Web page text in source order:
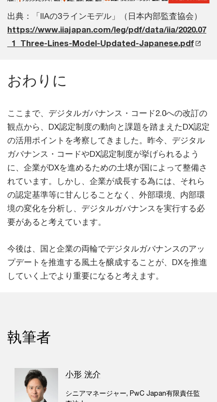
出典：「IIAの3ラインモデル」（日本内部監査協会）
https://www.iiajapan.com/leg/pdf/data/iia/2020.07
_1_Three-Lines-Model-Updated-Japanese.pdf
おわりに
ここまで、デジタルガバナンス・コード2.0への改訂の
観点から、DX認定制度の動向と課題を踏まえたDX認定
の活用ポイントを考察してきました。昨今、デジタル
ガバナンス・コードやDX認定制度が挙げられるよう
に、企業がDXを進めるための土壌が国によって整備さ
れています。しかし、企業が成長する為には、それら
の認定基準等に甘んじることなく、外部環境、内部環
境の変化を分析し、デジタルガバナンスを実行する必
要があると考えています。
今後は、国と企業の両輪でデジタルガバナンスのアッ
プデートを推進する風土を醸成することが、DXを推進
していく上でより重要になると考えます。
執筆者
小形 洸介
シニアマネージャー, PwC Japan有限責任監